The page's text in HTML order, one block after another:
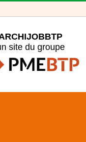
site du groupe